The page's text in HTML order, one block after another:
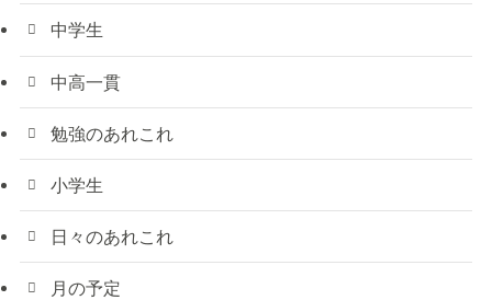
中学生
中高一貫
勉強のあれこれ
小学生
日々のあれこれ
月の予定